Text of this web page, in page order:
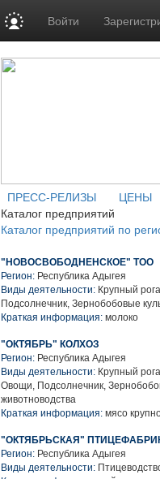
Войти
ПРЕСС-РЕЛИЗЫ ЦЕНЫ
Каталог предприятий
Каталог предприятий по
"НОВОСВОБОДНЕНСКОЕ" ТОО
Регион: Республика Адыгея
Виды деятельности: Крупный
Подсолнечник, Зернобобовые
Краткая информация: молоко
"ОКТЯБРЬ" КОЛХОЗ
Регион: Республика Адыгея
Виды деятельности: Крупный
Овощи, Подсолнечник,
животноводства
Краткая информация: мясо
"ОКТЯБРЬСКАЯ"
Регион: Республика Адыгея
Виды деятельности: